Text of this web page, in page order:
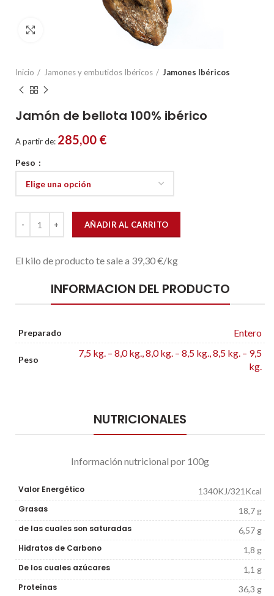
Inicio Jamones y embutidos Ibéricos Jamones Ibéricos
Jamón de bellota 100% ibérico
A partir de: 285,00 €
Peso
AÑADIR AL CARRITO
El kilo de producto te sale a 39,30 €/kg
INFORMACION DEL PRODUCTO
Preparado Entero
Peso
7,5 kg. – 8,0 kg., 8,0 kg. – 8,5 kg., 8,5 kg. – 9,5
kg.
NUTRICIONALES
Información nutricional por 100g
Valor Energético
1340KJ/321Kcal
Grasas
18,7 g
de las cuales son saturadas
6,57 g
Hidratos de Carbono
1,8 g
De los cuales azúcares
1,1 g
Proteínas
36,3 g